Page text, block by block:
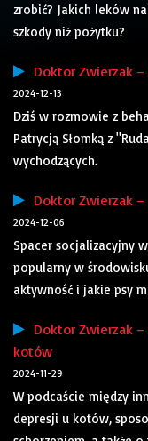
zrobić? Jakich leków
szkody niż pożytku?
Doktor Zwierzak
2024-12-13
Dziś w rozmowie z
Patrycją Słomką z
wychodzących.
Doktor Zwierzak
2024-12-06
Spacer socjalizacyjny
popularny w
aktywność i jakie psy
Doktor Zwierzak
kotów
2024-11-29
W podcaście między
depresji u kotów,